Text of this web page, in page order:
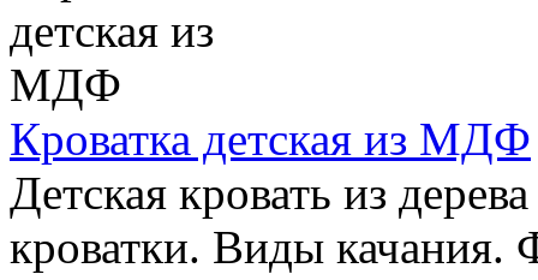
Кроватка детская из МДФ
Детская кровать из
кроватки. Виды качания.